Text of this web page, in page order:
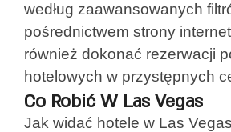
według zaawansowanych
pośrednictwem strony
również dokonać rezerwacji
hotelowych w przystępnych
Co Robić W Las Vegas
Jak widać hotele w Las